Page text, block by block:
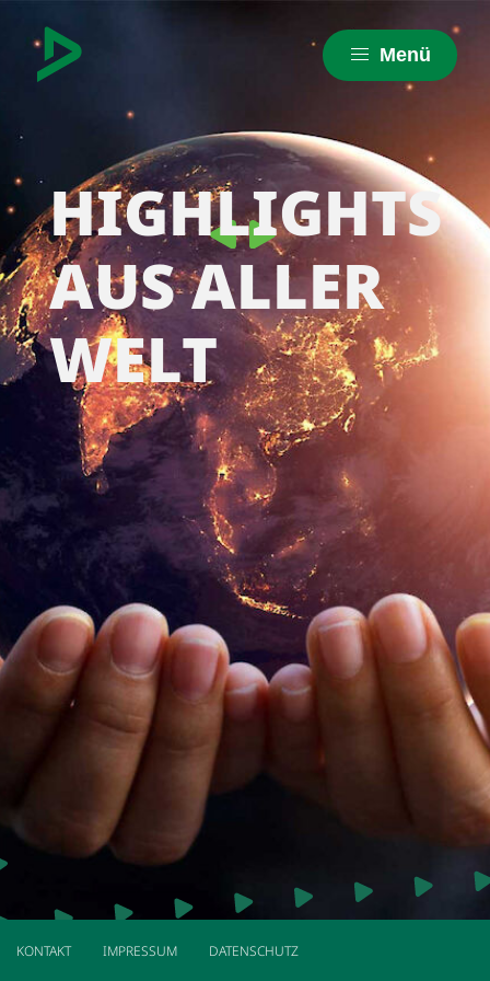
Menü
HIGHLIGHTS
AUS ALLER
WELT
KONTAKT IMPRESSUM DATENSCHUTZ